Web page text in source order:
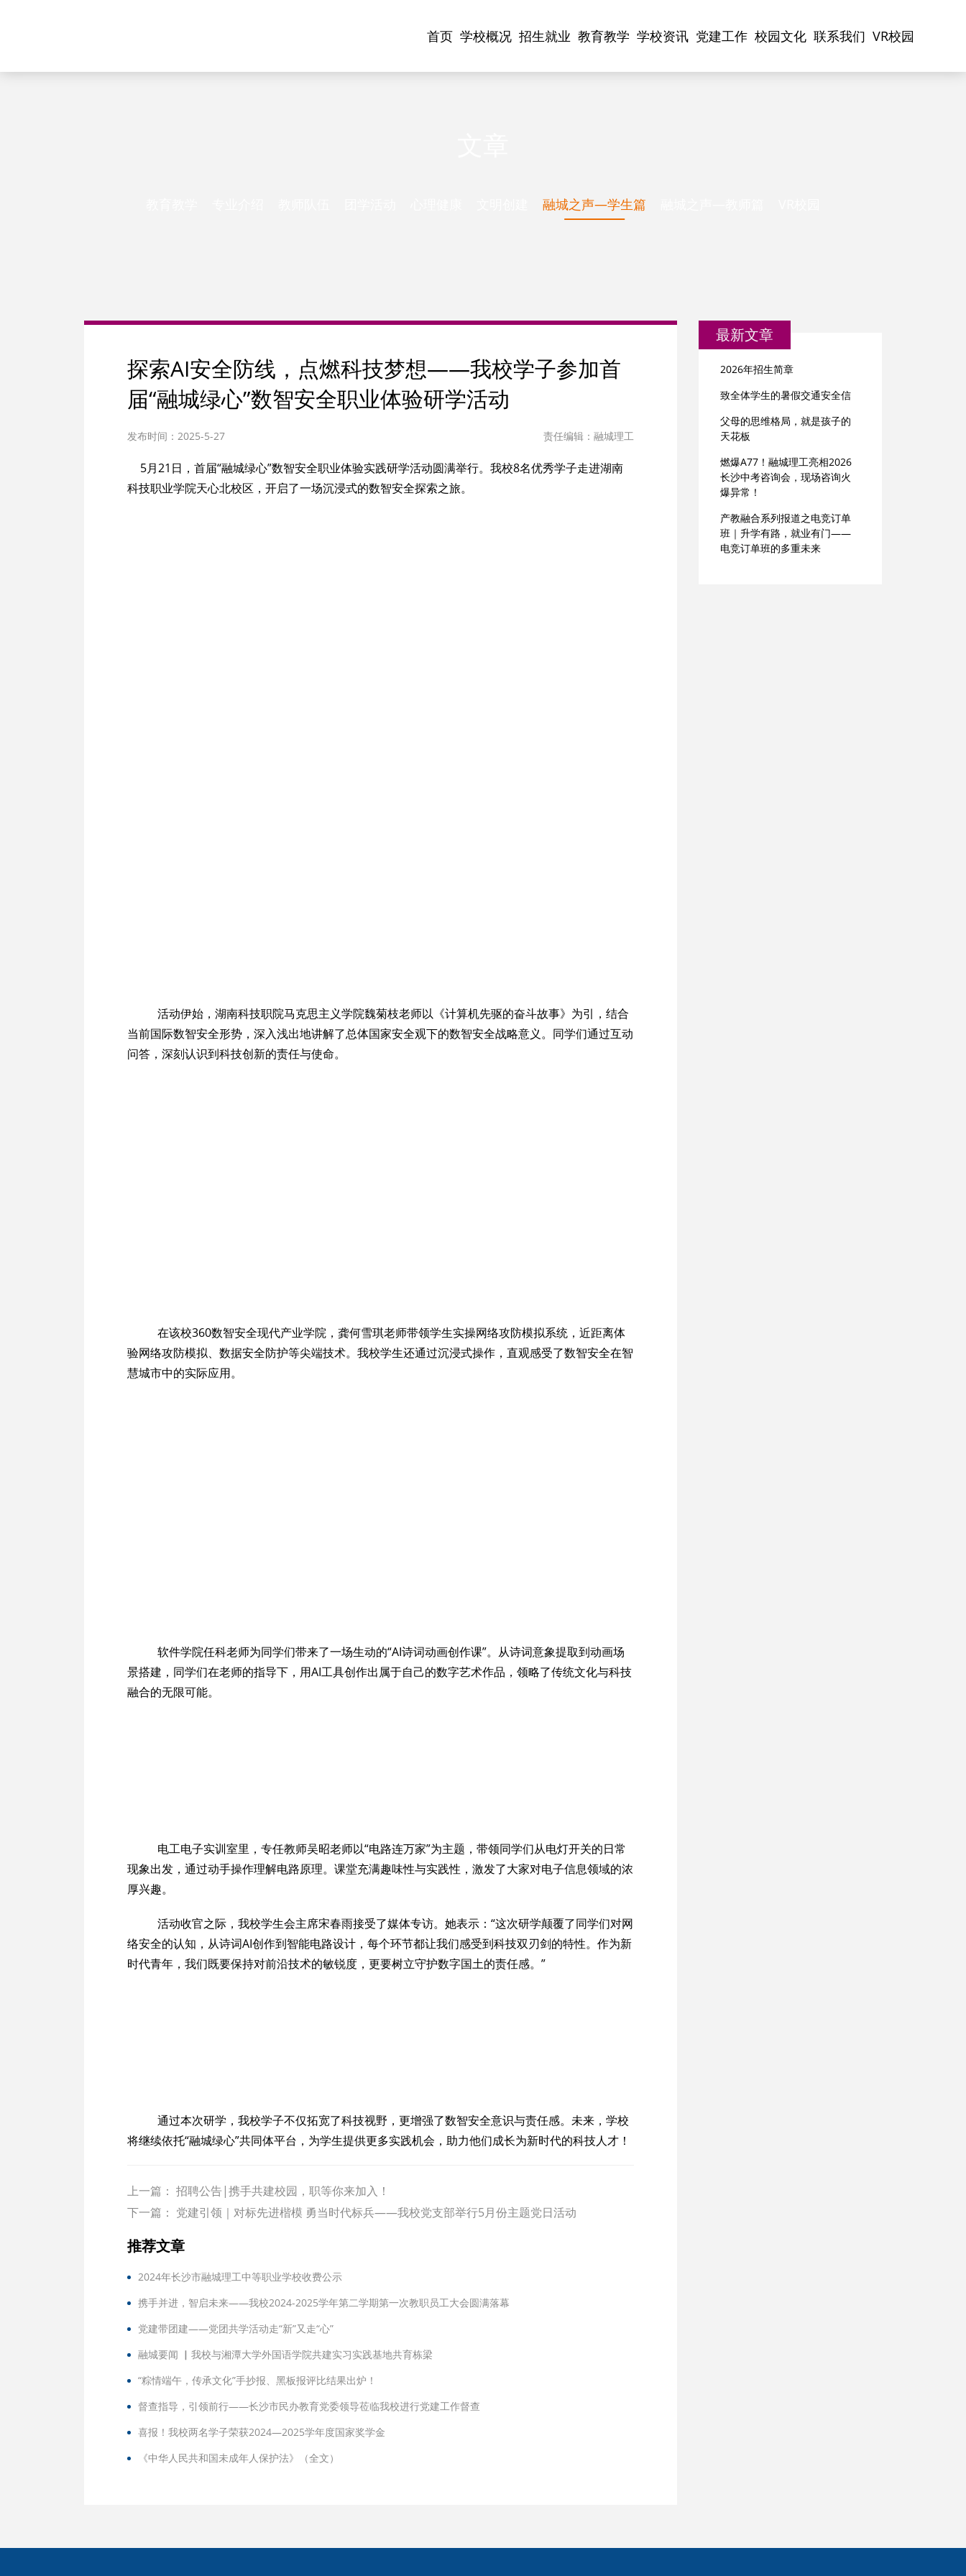
首页 学校概况 招生就业 教育教学 学校资讯 党建工作 校园文化 联系我们 VR校园
融城之声—学生篇
探索AI安全防线，点燃科技梦想——我校学子参加首
届“融城绿心”数智安全职业体验研学活动
发布时间：2025-5-27 责任编辑：融城理工
5月21日，首届“融城绿心”数智安全职业体验实践研学活动圆满举行。我校8名优秀学子走进湖南
科技职业学院天心北校区，开启了一场沉浸式的数智安全探索之旅。
活动伊始，湖南科技职院马克思主义学院魏菊枝老师以《计算机先驱的奋斗故事》为引，结合
当前国际数智安全形势，深入浅出地讲解了总体国家安全观下的数智安全战略意义。同学们通过互动
问答，深刻认识到科技创新的责任与使命。
在该校360数智安全现代产业学院，龚何雪琪老师带领学生实操网络攻防模拟系统，近距离体
验网络攻防模拟、数据安全防护等尖端技术。我校学生还通过沉浸式操作，直观感受了数智安全在智
慧城市中的实际应用。
软件学院任科老师为同学们带来了一场生动的“AI诗词动画创作课”。从诗词意象提取到动画场
景搭建，同学们在老师的指导下，用AI工具创作出属于自己的数字艺术作品，领略了传统文化与科技
融合的无限可能。
电工电子实训室里，专任教师吴昭老师以“电路连万家”为主题，带领同学们从电灯开关的日常
现象出发，通过动手操作理解电路原理。课堂充满趣味性与实践性，激发了大家对电子信息领域的浓
厚兴趣。
活动收官之际，我校学生会主席宋春雨接受了媒体专访。她表示：“这次研学颠覆了同学们对网
络安全的认知，从诗词AI创作到智能电路设计，每个环节都让我们感受到科技双刃剑的特性。作为新
时代青年，我们既要保持对前沿技术的敏锐度，更要树立守护数字国土的责任感。”
通过本次研学，我校学子不仅拓宽了科技视野，更增强了数智安全意识与责任感。未来，学校
将继续依托“融城绿心”共同体平台，为学生提供更多实践机会，助力他们成长为新时代的科技人才！
上一篇： 招聘公告|携手共建校园，职等你来加入！
下一篇： 党建引领｜对标先进楷模 勇当时代标兵——我校党支部举行5月份主题党日活动
推荐文章
2024年长沙市融城理工中等职业学校收费公示
携手并进，智启未来——我校2024-2025学年第二学期第一次教职员工大会圆满落幕
党建带团建——党团共学活动走“新”又走“心”
融城要闻 ▏我校与湘潭大学外国语学院共建实习实践基地共育栋梁
“粽情端午，传承文化”手抄报、黑板报评比结果出炉！
督查指导，引领前行——长沙市民办教育党委领导莅临我校进行党建工作督查
喜报！我校两名学子荣获2024—2025学年度国家奖学金
《中华人民共和国未成年人保护法》（全文）
最新文章
2026年招生简章
致全体学生的暑假交通安全信
父母的思维格局，就是孩子的
天花板
燃爆A77！融城理工亮相2026
长沙中考咨询会，现场咨询火
爆异常！
产教融合系列报道之电竞订单
班｜升学有路，就业有门——
电竞订单班的多重未来